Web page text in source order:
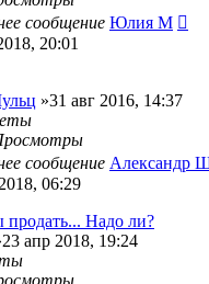
сообщение Юлия М
20:01
»31 авг 2016, 14:37
сообщение Александр
06:29
продать... Надо ли?
апр 2018, 19:24